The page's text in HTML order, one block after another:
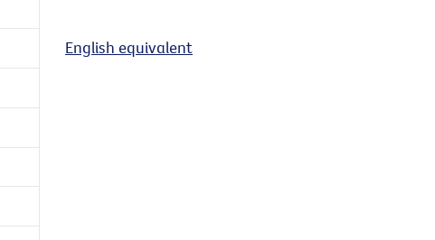
English equivalent